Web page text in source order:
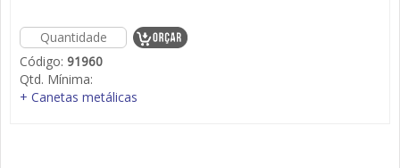
Código: 91960
Qtd. Mínima:
+ Canetas metálicas